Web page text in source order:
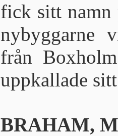
fick sitt namn
nybyggarne
från
uppkallade
BRAHAM,